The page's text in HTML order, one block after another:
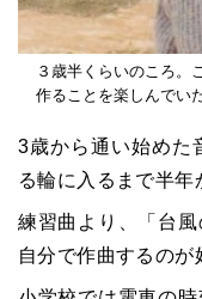
３歳半くらいのころ。
作ることを楽しんでい
3歳から通い始めた
る輪に入るまで半年
練習曲より、「台風
自分で作曲するのが